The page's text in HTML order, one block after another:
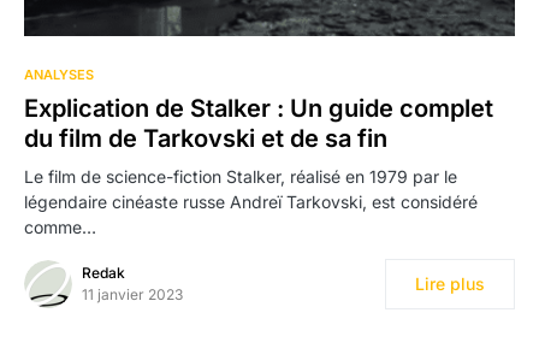
ANALYSES
Explication de Stalker : Un guide complet
du film de Tarkovski et de sa fin
Le film de science-fiction Stalker, réalisé en 1979 par le
légendaire cinéaste russe Andreï Tarkovski, est considéré
comme…
Redak
11 janvier 2023
Lire plus